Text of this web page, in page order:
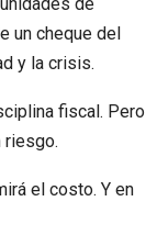
un cheque del
y la crisis.
fiscal. Pero
riesgo.
el costo. Y en